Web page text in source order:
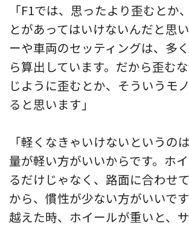
「F1では、思ったより歪むとか
とがあってはいけないんだと思
ーや車両のセッティングは、多
ら算出しています。だから歪む
じように歪むとか、そういうモ
ると思います」
「軽くなきゃいけないというの
量が軽い方がいいからです。ホ
るだけじゃなく、路面に合わせ
から、慣性が少ない方がいいで
越えた時、ホイールが重いと、